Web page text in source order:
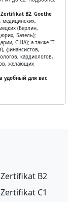
B2, Goethe
медицинских,
(Берлин,
Базель);
США); а также IT
финансистов,
кардиологов,
желающих
удобный для вас
B2
С1